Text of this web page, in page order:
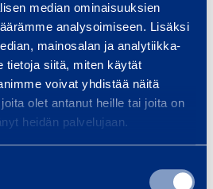
median ominaisuuksien
analysoimiseen. Lisäksi
mainosalan ja analytiikka-
tietoja siitä, miten käytät
voivat yhdistää näitä
olet antanut heille tai joita on
heidän palvelujaan.